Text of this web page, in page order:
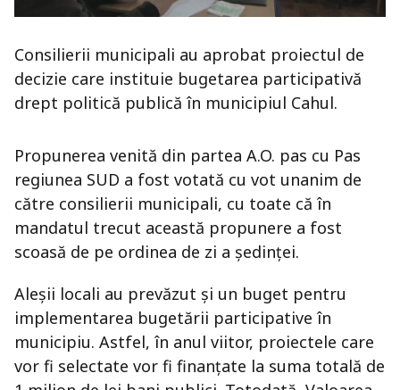
Consilierii municipali au aprobat proiectul de
decizie care instituie bugetarea participativă
drept politică publică în municipiul Cahul.
Propunerea venită din partea A.O. pas cu Pas
regiunea SUD a fost votată cu vot unanim de
către consilierii municipali, cu toate că în
mandatul trecut această propunere a fost
scoasă de pe ordinea de zi a ședinței.
Aleșii locali au prevăzut și un buget pentru
implementarea bugetării participative în
municipiu. Astfel, în anul viitor, proiectele care
vor fi selectate vor fi finanțate la suma totală de